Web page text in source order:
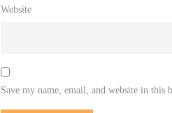
Website
Save my name, email, and website in